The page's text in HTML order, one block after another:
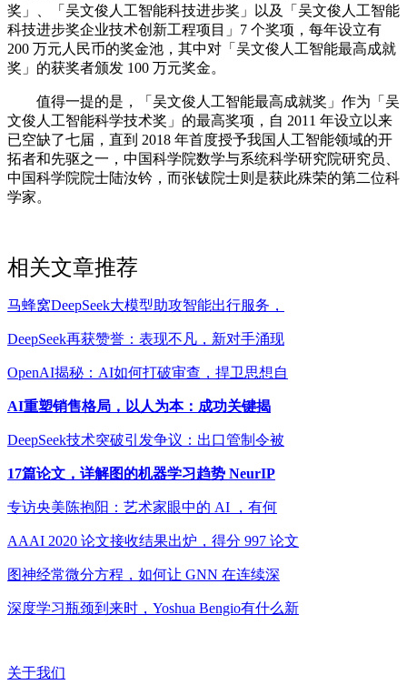
奖」、「吴文俊人工智能科技进步奖」以及「吴文俊人工智能
科技进步奖企业技术创新工程项目」7 个奖项，每年设立有
200 万元人民币的奖金池，其中对「吴文俊人工智能最高成就
奖」的获奖者颁发 100 万元奖金。
值得一提的是，「吴文俊人工智能最高成就奖」作为「吴
文俊人工智能科学技术奖」的最高奖项，自 2011 年设立以来
已空缺了七届，直到 2018 年首度授予我国人工智能领域的开
拓者和先驱之一，中国科学院数学与系统科学研究院研究员、
中国科学院院士陆汝钤，而张钹院士则是获此殊荣的第二位科
学家。
相关文章推荐
马蜂窝DeepSeek大模型助攻智能出行服务，
DeepSeek再获赞誉：表现不凡，新对手涌现
OpenAI揭秘：AI如何打破审查，捍卫思想自
AI重塑销售格局，以人为本：成功关键揭
DeepSeek技术突破引发争议：出口管制令被
17篇论文，详解图的机器学习趋势 NeurIP
专访央美陈抱阳：艺术家眼中的 AI ，有何
AAAI 2020 论文接收结果出炉，得分 997 论文
图神经常微分方程，如何让 GNN 在连续深
深度学习瓶颈到来时，Yoshua Bengio有什么新
关于我们